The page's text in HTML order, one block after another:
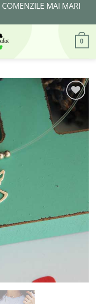
MAI MARI
0
Adaugă
Favorite